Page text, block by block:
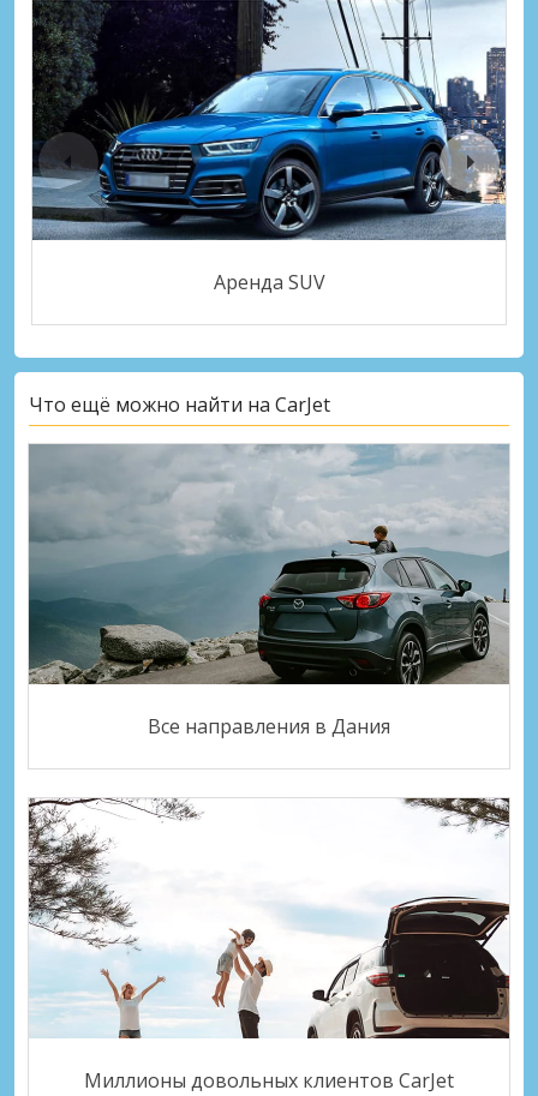
Аренда SUV
Что ещё можно найти на CarJet
Все направления в Дания
Миллионы довольных клиентов CarJet